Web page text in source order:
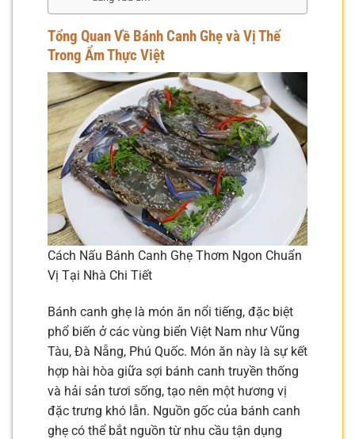
Tổng Quan Về Bánh Canh Ghẹ và Vị Thế
Trong Ẩm Thực Việt
Cách Nấu Bánh Canh Ghẹ Thơm Ngon Chuẩn
Vị Tại Nhà Chi Tiết
Bánh canh ghẹ là món ăn nổi tiếng, đặc biệt
phổ biến ở các vùng biển Việt Nam như Vũng
Tàu, Đà Nẵng, Phú Quốc. Món ăn này là sự kết
hợp hài hòa giữa sợi bánh canh truyền thống
và hải sản tươi sống, tạo nên một hương vị
đặc trưng khó lẫn. Nguồn gốc của bánh canh
ghẹ có thể bắt nguồn từ nhu cầu tận dụng